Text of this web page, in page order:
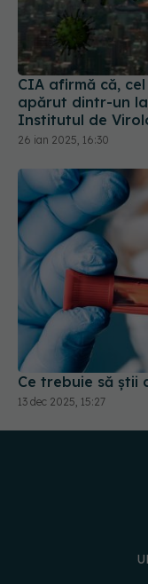
CIA afirmă că,
apărut dintr-un
Institutul de
26 ian 2025, 16:30
Ce trebuie să știi
13 dec 2025, 15:27